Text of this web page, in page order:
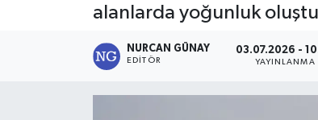
alanlarda yoğunluk
NURCAN GÜNAY
EDITÖR
03.07.2026 -
YAYINLANMA
Domaniç